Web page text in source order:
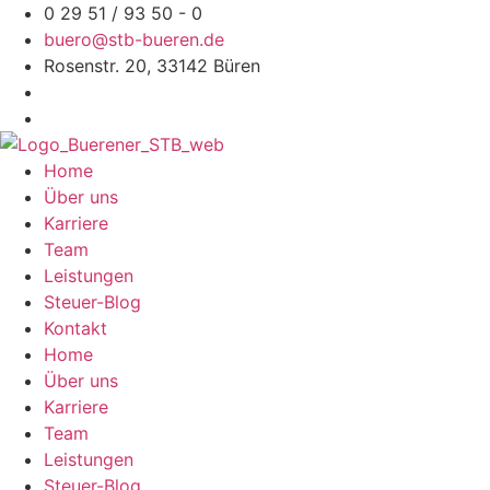
Zum
Inhalt
springen
0 29 51 / 93 50 - 0
buero@stb-bueren.de
Rosenstr. 20, 33142 Büren
Home
Über uns
Karriere
Team
Leistungen
Steuer-Blog
Kontakt
Home
Über uns
Karriere
Team
Leistungen
Steuer-Blog